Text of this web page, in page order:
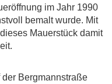
im Jahr 1990
bemalt wurde. Mit
Mauerstück damit
der Bergmannstraße